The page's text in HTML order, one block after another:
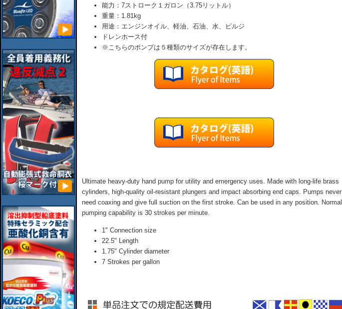
能力：7ストローク１ガロン（3.75リットル）
重量：1.81kg
用途：エンジンオイル、軽油、石油、水、ビルジ
ドレンホース付
※こちらのポンプは５種類のサイズが存在します。
Ultimate heavy-duty hand pump for utility and emergency uses. Made with long-life brass
cylinders, high-quality oil-resistant plungers and impact absorbing end caps. Pumps never
need coaxing and give full suction on the first stroke. Can be used in any position. Normal
pumping capability is 30 strokes per minute.
1" Connection size
22.5" Length
1.75" Cylinder diameter
7 Strokes per gallon